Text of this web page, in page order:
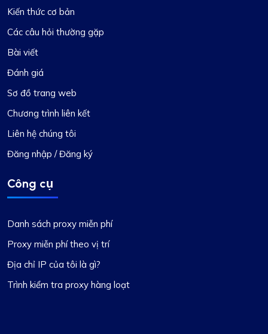
Kiến thức cơ bản
Các câu hỏi thường gặp
Bài viết
Đánh giá
Sơ đồ trang web
Chương trình liên kết
Liên hệ chúng tôi
Đăng nhập / Đăng ký
Công cụ
Danh sách proxy miễn phí
Proxy miễn phí theo vị trí
Địa chỉ IP của tôi là gì?
Trình kiểm tra proxy hàng loạt